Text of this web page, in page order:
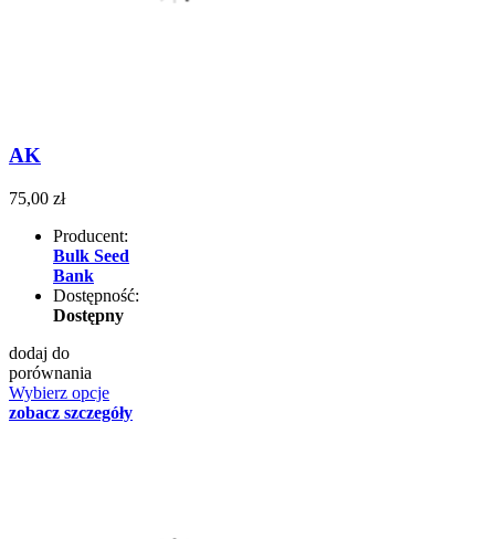
AK
75,00 zł
Producent:
Bulk Seed
Bank
Dostępność:
Dostępny
dodaj do
porównania
Wybierz opcje
zobacz szczegóły